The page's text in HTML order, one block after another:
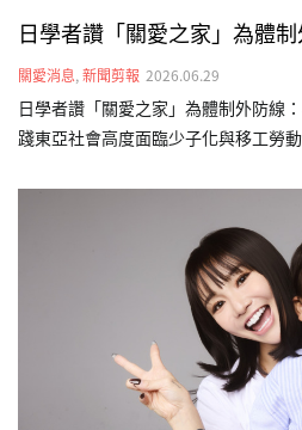
日學者讚「關愛之家」為體
關愛消息, 新聞剪報 2026.06.29
日學者讚「關愛之家」為體制外防線
踐東亞社會高度面臨少子化與移工勞
寶），正成為跨國界面臨的社會課題
學經濟學部教授磯部美里前往台灣關
幼部實地參訪，在這場台、日跨文化
社福實踐上的獨特性，更意外映照出
懷。👉 敬邀各界支持「不分國籍兒童
擁有值得的未來。 更多新聞請見：三
新聞網、CTWANT、yahoo新聞（台